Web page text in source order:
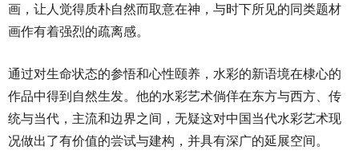
画，让人觉得质朴自然而取意在神，与时下所见的同类题材
画作有着强烈的疏离感。
通过对生命状态的参悟和心性颐养，水彩的新语境在棣心的
作品中得到自然生发。他的水彩艺术倘佯在东方与西方、传
统与当代，主流和边界之间，无疑这对中国当代水彩艺术现
况做出了有价值的尝试与建构，并具有深广的延展空间。